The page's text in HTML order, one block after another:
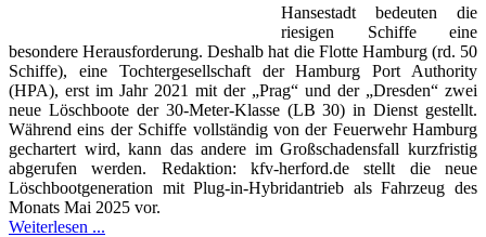
Hansestadt bedeuten die
riesigen Schiffe eine
besondere Herausforderung. Deshalb hat die Flotte Hamburg (rd. 50
Schiffe), eine Tochtergesellschaft der Hamburg Port Authority
(HPA), erst im Jahr 2021 mit der „Prag“ und der „Dresden“ zwei
neue Löschboote der 30-Meter-Klasse (LB 30) in Dienst gestellt.
Während eins der Schiffe vollständig von der Feuerwehr Hamburg
gechartert wird, kann das andere im Großschadensfall kurzfristig
abgerufen werden. Redaktion: kfv-herford.de stellt die neue
Löschbootgeneration mit Plug-in-Hybridantrieb als Fahrzeug des
Monats Mai 2025 vor.
Weiterlesen ...